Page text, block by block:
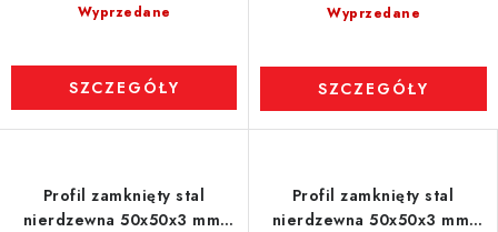
Wyprzedane
SZCZEGÓŁY
Wyprzedane
SZCZEGÓŁY
Profil zamknięty stal
nierdzewna 50x50x3 mm,
Profil zamknięty stal
nierdzewna 50x50x3 mm,